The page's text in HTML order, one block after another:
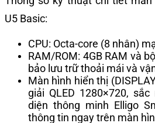
U5 Basic:
CPU: Octa-core (8 nhân)
RAM/ROM: 4GB RAM và
bảo lưu trữ thoải mái và
Màn hình hiển thị
giải QLED 1280×720,
diện thông minh Elligo
thông tin ngay trên màn